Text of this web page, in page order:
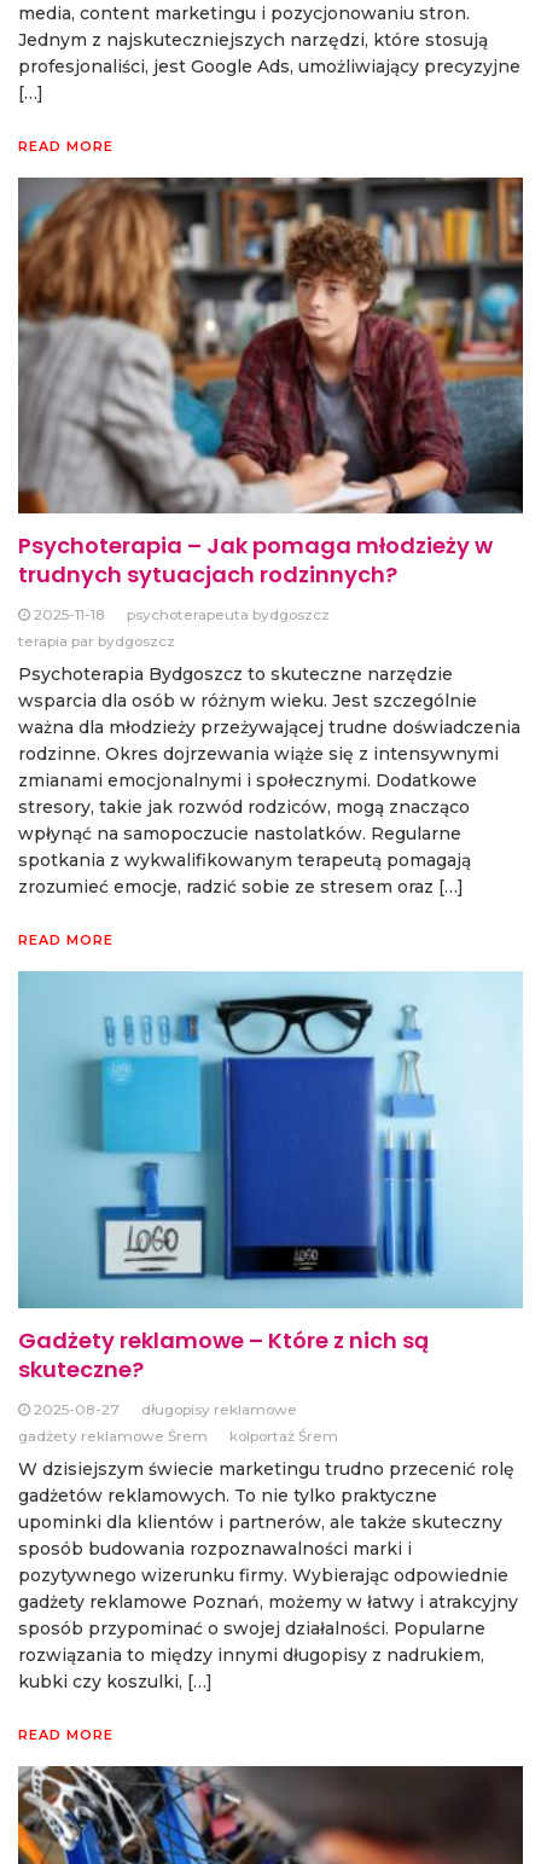
media, content marketingu i pozycjonowaniu stron.
Jednym z najskuteczniejszych narzędzi, które stosują
profesjonaliści, jest Google Ads, umożliwiający precyzyjne
[…]
READ MORE
Psychoterapia – Jak pomaga młodzieży w
trudnych sytuacjach rodzinnych?
2025-11-18
psychoterapeuta bydgoszcz
terapia par bydgoszcz
Psychoterapia Bydgoszcz to skuteczne narzędzie
wsparcia dla osób w różnym wieku. Jest szczególnie
ważna dla młodzieży przeżywającej trudne doświadczenia
rodzinne. Okres dojrzewania wiąże się z intensywnymi
zmianami emocjonalnymi i społecznymi. Dodatkowe
stresory, takie jak rozwód rodziców, mogą znacząco
wpłynąć na samopoczucie nastolatków. Regularne
spotkania z wykwalifikowanym terapeutą pomagają
zrozumieć emocje, radzić sobie ze stresem oraz […]
READ MORE
Gadżety reklamowe – Które z nich są
skuteczne?
2025-08-27
długopisy reklamowe
gadżety reklamowe Śrem
kolportaż Śrem
W dzisiejszym świecie marketingu trudno przecenić rolę
gadżetów reklamowych. To nie tylko praktyczne
upominki dla klientów i partnerów, ale także skuteczny
sposób budowania rozpoznawalności marki i
pozytywnego wizerunku firmy. Wybierając odpowiednie
gadżety reklamowe Poznań, możemy w łatwy i atrakcyjny
sposób przypominać o swojej działalności. Popularne
rozwiązania to między innymi długopisy z nadrukiem,
kubki czy koszulki, […]
READ MORE